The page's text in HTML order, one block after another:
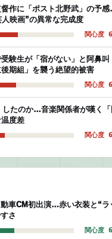
作に「ポスト北野武」の予
人映画”の異常な完成度
関心度
験生が「宿がない」と阿鼻叫
期組」を襲う絶望的被害
関心度
たのか…音楽関係者が嘆く
度差
関心度
車CM初出演…赤い衣装と“ラ
さ
関心度